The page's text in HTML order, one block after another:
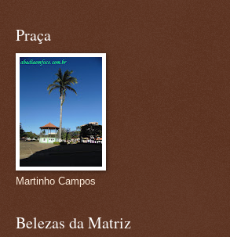
Praça
Martinho Campos
Belezas da Matriz